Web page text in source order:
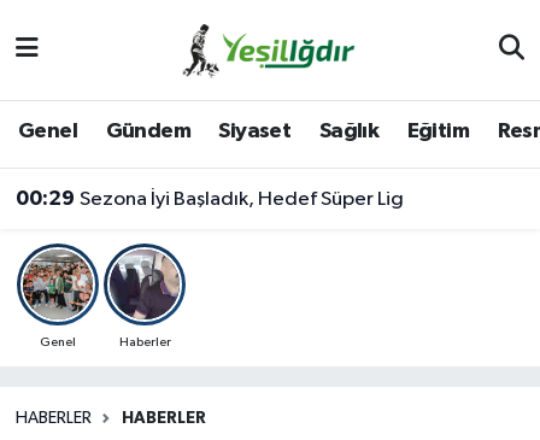
Genel Gündem Siyaset Sağlık Eğitim
00:29 Sezona İyi Başladık, Hedef Süper Lig
Genel Haberler
HABERLER HABERLER
İğdir Namaz Vakitleri
Iğdır Trafik Yoğunluk Haritası
Süper Lig Puan Durumu ve Fikstür